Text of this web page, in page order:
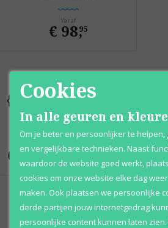
Vanaf
€ 98,
95
Kortingen
Onze merken
Cookies
In alle geuren en
Om je beter en persoonlijker te helpen,
en vergelijkbare technieken. Naast
waardoor de website goed werkt,
cookies om onze website elke dag
maken. Ook plaatsen we persoonlijke
derde partijen jouw internetgedrag
persoonlijke content kunnen laten zien.